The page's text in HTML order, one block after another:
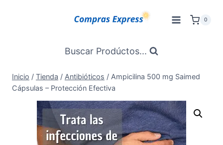
0
Buscar Prodúctos...
Inicio / Tienda / Antibióticos / Ampicilina 500 mg Saimed
Cápsulas – Protección Efectiva